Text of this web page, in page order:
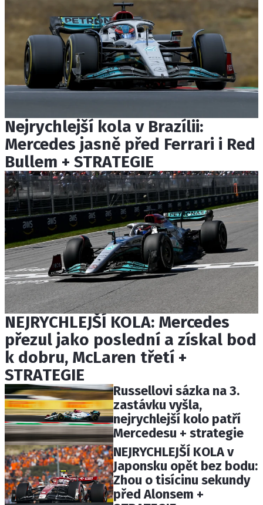
Nejrychlejší kola v Brazílii:
Mercedes jasně před Ferrari i Red
Bullem + STRATEGIE
NEJRYCHLEJŠÍ KOLA: Mercedes
přezul jako poslední a získal bod
k dobru, McLaren třetí +
STRATEGIE
Russellovi sázka na 3.
zastávku vyšla,
nejrychlejší kolo patří
Mercedesu + strategie
NEJRYCHLEJŠÍ KOLA v
Japonsku opět bez bodu:
Zhou o tisícinu sekundy
před Alonsem +